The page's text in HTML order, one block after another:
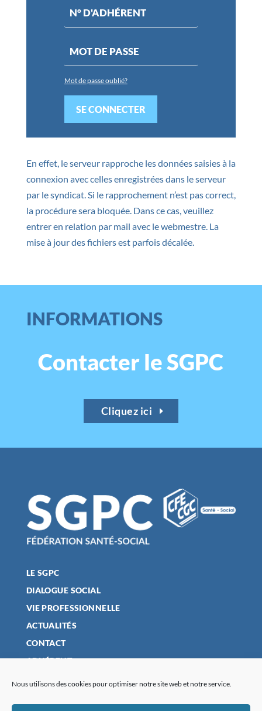
Nous utilisons des cookies pour optimiser notre site web et notre service.
Mot de passe oublié?
SE CONNECTER
En effet, le serveur rapproche les données saisies à la
connexion avec celles enregistrées dans le serveur
par le syndicat. Si le rapprochement n’est pas correct,
la procédure sera bloquée. Dans ce cas, veuillez
entrer en relation par mail avec le webmestre. La
mise à jour des fichiers est parfois décalée.
INFORMATIONS
Contacter le SGPC
Cliquez ici
LE SGPC
DIALOGUE SOCIAL
VIE PROFESSIONNELLE
ACTUALITÉS
CONTACT
ADHÉRENT